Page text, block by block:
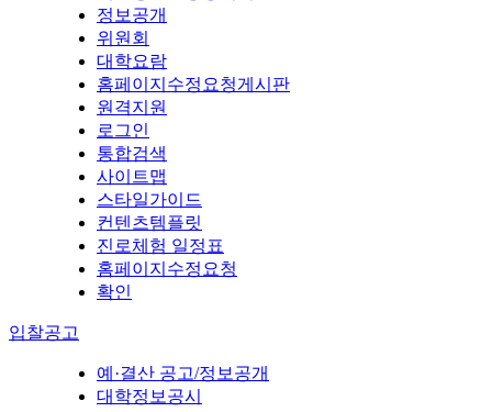
정보공개
위원회
대학요람
홈페이지수정요청게시판
원격지원
로그인
통합검색
사이트맵
스타일가이드
컨텐츠템플릿
진로체험 일정표
홈페이지수정요청
확인
입찰공고
예·결산 공고/정보공개
대학정보공시